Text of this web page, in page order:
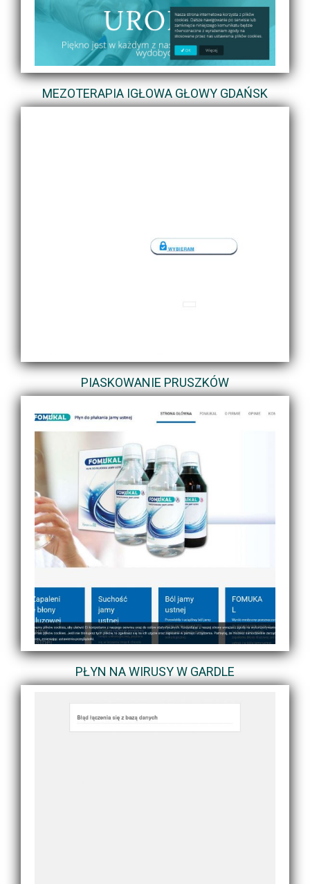
MEZOTERAPIA IGŁOWA GŁOWY GDAŃSK
PIASKOWANIE PRUSZKÓW
PŁYN NA WIRUSY W GARDLE